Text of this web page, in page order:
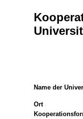
Name der
Ort